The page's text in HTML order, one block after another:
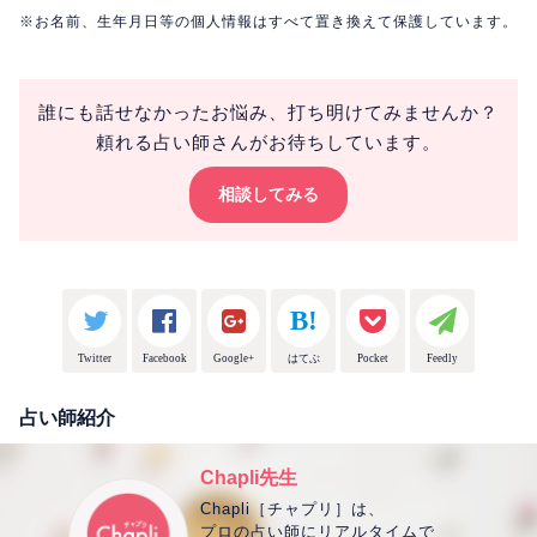
※お名前、生年月日等の個人情報はすべて置き換えて保護しています。
誰にも話せなかったお悩み、打ち明けてみませんか？
頼れる占い師さんがお待ちしています。
相談してみる
Twitter Facebook Google+ はてぶ Pocket Feedly
占い師紹介
Chapli先生
Chapli［チャプリ］は、
プロの占い師にリアルタイムで